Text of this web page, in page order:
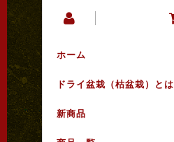
ホーム
ドライ盆栽（枯盆栽）とは
新商品